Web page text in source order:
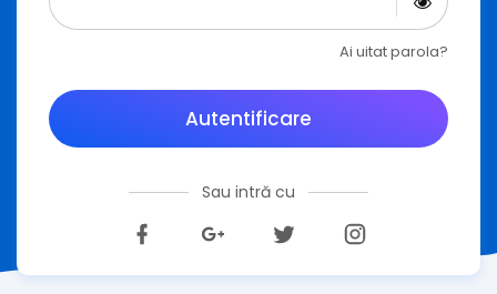
Ai uitat parola?
Autentificare
Sau intră cu